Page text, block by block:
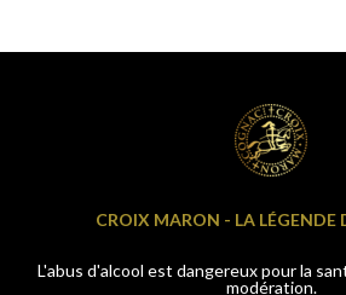
CROIX MARON - LA LÉGENDE
L'abus d'alcool est dangereux pour la
modération.